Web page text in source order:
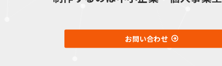
お問い合わせ